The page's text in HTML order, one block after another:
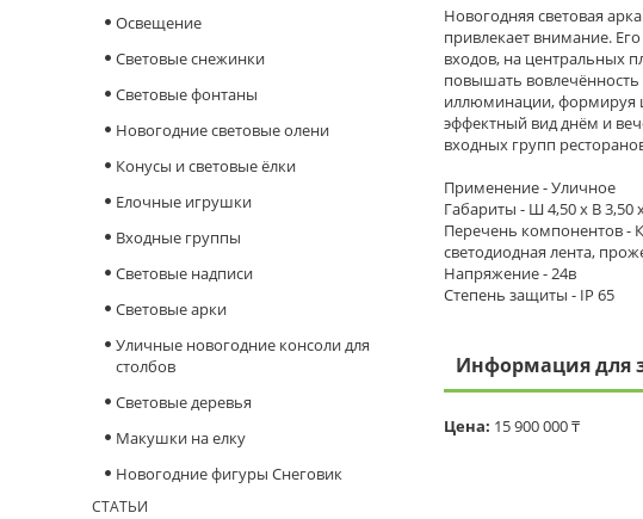
Новогодняя световая
привлекает внимание.
входов, на центральных
повышать
иллюминации, формируя
эффектный вид днём и
входных групп
Применение - Уличное
Габариты - Ш 4,50 x В 3,50
Перечень компонентов -
светодиодная лента,
Напряжение - 24в
Степень защиты - IP 65
Информация для
Цена: 15 900 000 ₸
Освещение
Cветовые снежинки
Световые фонтаны
Новогодние световые олени
Конусы и световые ёлки
Елочные игрушки
Входные группы
Световые надписи
Световые арки
Уличные новогодние консоли для
столбов
Световые деревья
Макушки на елку
Новогодние фигуры Снеговик
СТАТЬИ